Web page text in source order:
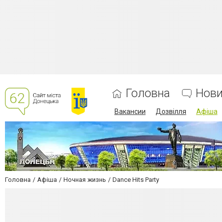
Головна
Вакансии Дозвілля Афіша
Головна Афіша Ночная жизнь Dance Hits Party